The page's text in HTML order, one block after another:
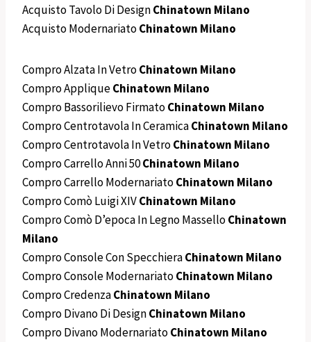
Acquisto Tavolo Di DesignChinatown Milano
Acquisto ModernariatoChinatown Milano
Compro Alzata In VetroChinatown Milano
Compro AppliqueChinatown Milano
Compro Bassorilievo FirmatoChinatown Milano
Compro Centrotavola In CeramicaChinatown Milano
Compro Centrotavola In VetroChinatown Milano
Compro Carrello Anni 50Chinatown Milano
Compro Carrello ModernariatoChinatown Milano
Compro Comò Luigi XIVChinatown Milano
Compro Comò D’epoca In Legno MasselloChinatown
Milano
Compro Console Con SpecchieraChinatown Milano
Compro Console ModernariatoChinatown Milano
Compro CredenzaChinatown Milano
Compro Divano Di DesignChinatown Milano
Compro Divano ModernariatoChinatown Milano